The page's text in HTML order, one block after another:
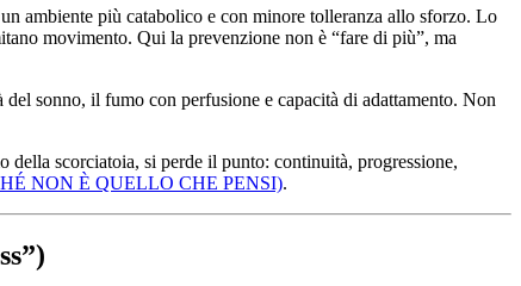
ambiente più catabolico e con minore tolleranza allo sforzo. Lo
movimento. Qui la prevenzione non è “fare di più”, ma
sonno, il fumo con perfusione e capacità di adattamento. Non
scorciatoia, si perde il punto: continuità, progressione,
NON È QUELLO CHE PENSI).